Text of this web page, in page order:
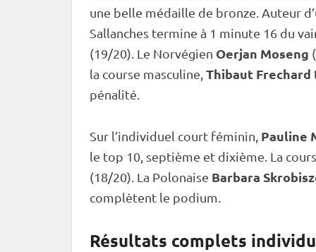
une belle médaille de bronze. Auteur
Sallanches termine à 1 minute 16 du
(19/20). Le Norvégien Oerjan Moseng
la course masculine, Thibaut Frechard
pénalité
Sur l’individuel court féminin, Pauline
le top 10, septième et dixième. La
(18/20). La Polonaise Barbara
complètent le podium.
Résultats complets